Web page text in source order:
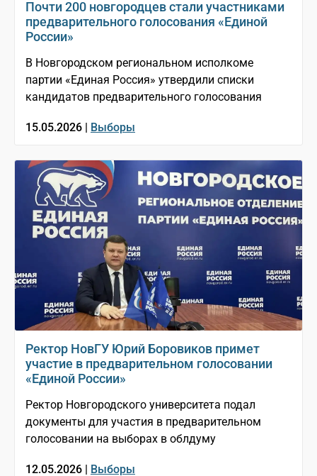
Почти 200 новгородцев стали участниками
предварительного голосования «Единой
России»
В Новгородском региональном исполкоме
партии «Единая Россия» утвердили списки
кандидатов предварительного голосования
15.05.2026 | Выборы
Ректор НовГУ Юрий Боровиков примет
участие в предварительном голосовании
«Единой России»
Ректор Новгородского университета подал
документы для участия в предварительном
голосовании на выборах в облдуму
12.05.2026 | Выборы